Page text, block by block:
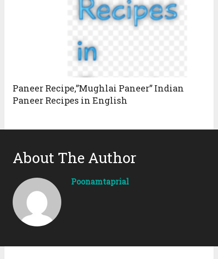
Paneer Recipe,”Mughlai Paneer” Indian
Paneer Recipes in English
About The Author
Poonamtaprial